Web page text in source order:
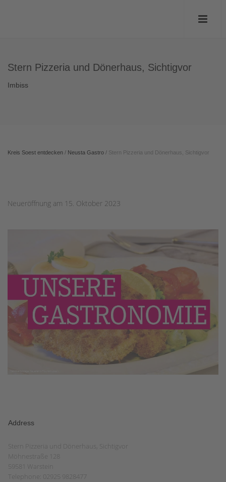
Stern Pizzeria und Dönerhaus, Sichtigvor
Imbiss
Kreis Soest entdecken / Neusta Gastro / Stern Pizzeria und Dönerhaus, Sichtigvor
Neueröffnung am 15. Oktober 2023
Address
Stern Pizzeria und Dönerhaus, Sichtigvor
Möhnestraße 128
59581 Warstein
Telephone: 02925 9828477